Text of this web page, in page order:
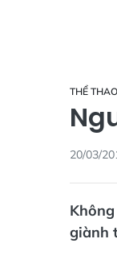
THỂ THAO
20/03/
giành